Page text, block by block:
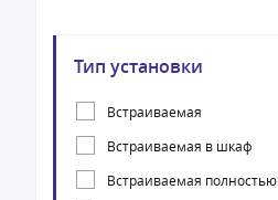
Тип установки
Встраиваемая
Встраиваемая в шкаф
Встраиваемая полностью